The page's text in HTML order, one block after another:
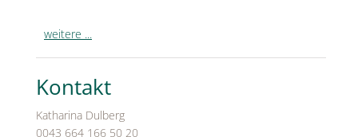
weitere ...
Kontakt
Katharina Dulberg
0043 664 166 50 20